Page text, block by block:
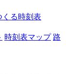
る時刻表
時刻表マップ 路